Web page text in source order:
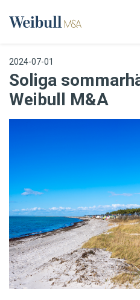
2024-07-01
Soliga
Weibull M&A